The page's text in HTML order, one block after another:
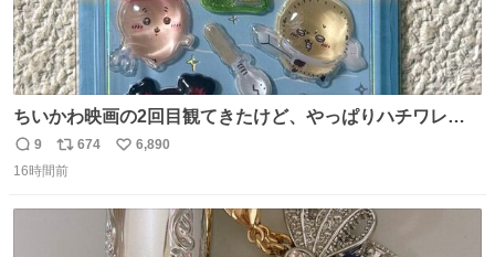
ちいかわ映画の2回目観てきたけど、やっぱりハチワレの
「ハモりすごいよッ…」に対するちいかわの「エ゛ッ!?(い
まそんな場合じゃねぇだろお前よぉ)」が面白すぎる。
返
信
9
リ
ポ
674
い
数
6,890
16時間前